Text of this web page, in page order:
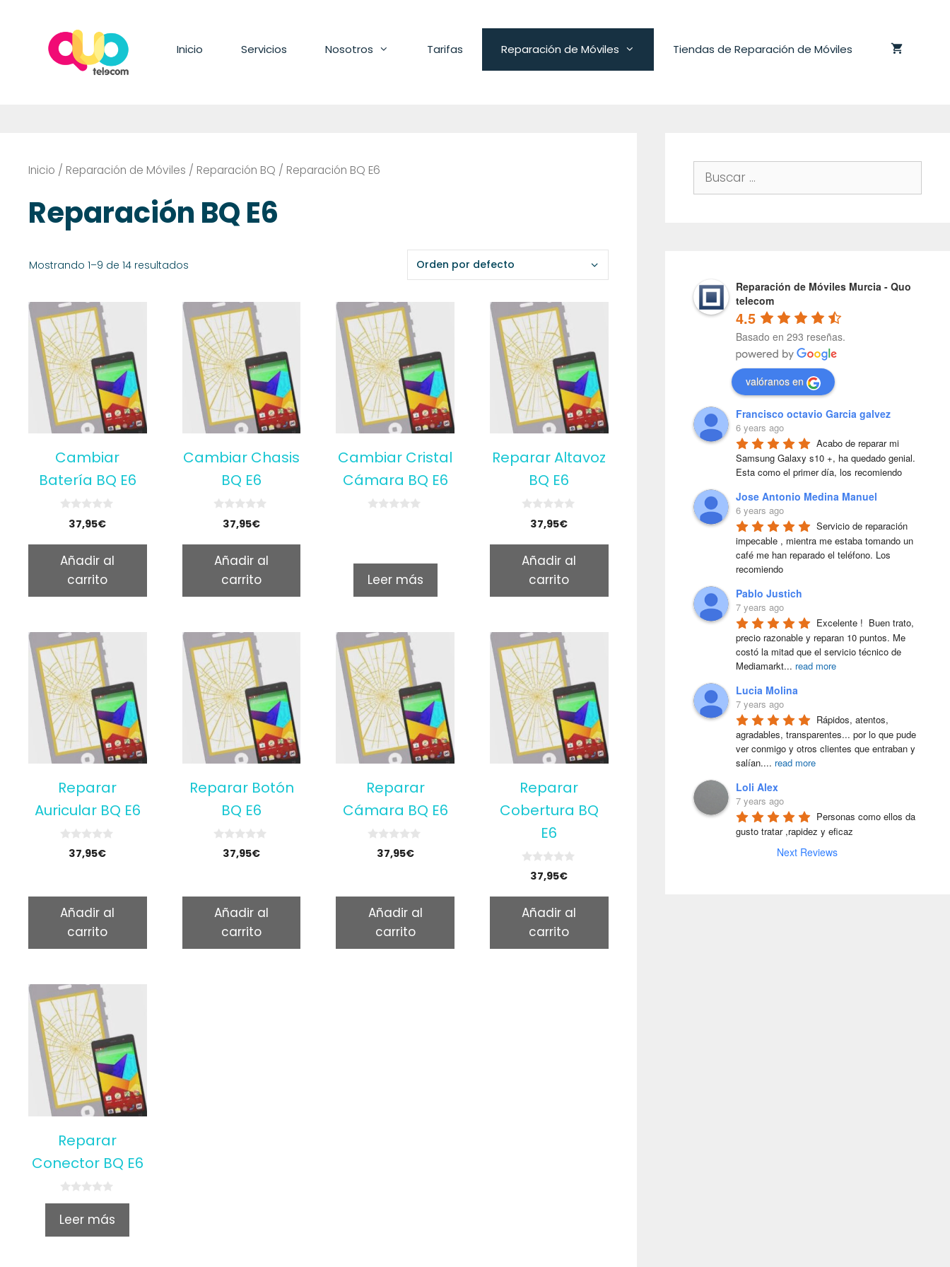
contenido
Inicio Servicios Nosotros Tarifas Reparación de Móviles Tiendas de Reparación de Móviles
Inicio / Reparación de Móviles / Reparación BQ / Reparación BQ E6
Reparación BQ E6
Mostrando 1–9 de 14 resultados
Cambiar
Batería BQ E6
o
f
37,95€
Añadir al
carrito
Cambiar Chasis
BQ E6
o
f
37,95€
Añadir al
carrito
Cambiar Cristal
Cámara BQ E6
5Leer más
Reparar Altavoz
BQ E6
o
f
37,95€
Añadir al
carrito
Reparar
Auricular BQ E6
f
5
37,95€
Añadir al
carrito
Reparar Botón
BQ E6
f
5
37,95€
Añadir al
carrito
Reparar
Cámara BQ E6
f
5
37,95€
Añadir al
carrito
Reparar
Cobertura BQ
E6
o
f
37,95€
Añadir al
carrito
Reparar
Conector BQ E6
0
u
Leer más
Buscar:
Reparación de Móviles Murcia - Quo
telecom
4.5
Basado en 293 reseñas.
valóranos en
Francisco octavio Garcia galvez
6 years ago
Acabo de reparar mi
Samsung Galaxy s10 +, ha quedado genial.
Esta como el primer día, los recomiendo
Jose Antonio Medina Manuel
6 years ago
Servicio de reparación
impecable , mientra me estaba tomando un
café me han reparado el teléfono. Los
recomiendo
Pablo Justich
7 years ago
Excelente !  Buen trato,
precio razonable y reparan 10 puntos. Me
costó la mitad que el servicio técnico de
Mediamarkt... read more
Lucia Molina
7 years ago
Rápidos, atentos,
agradables, transparentes... por lo que pude
ver conmigo y otros clientes que entraban y
salían.... read more
Loli Alex
7 years ago
Personas como ellos da
gusto tratar ,rapidez y eficaz
Next Reviews